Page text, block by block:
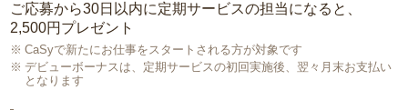
ご応募から30日以内に定期サービスの担当になると、
2,500円プレゼント
CaSyで新たにお仕事をスタートされる方が対象です
デビューボーナスは、定期サービスの初回実施後、翌々月末お支払い
となります